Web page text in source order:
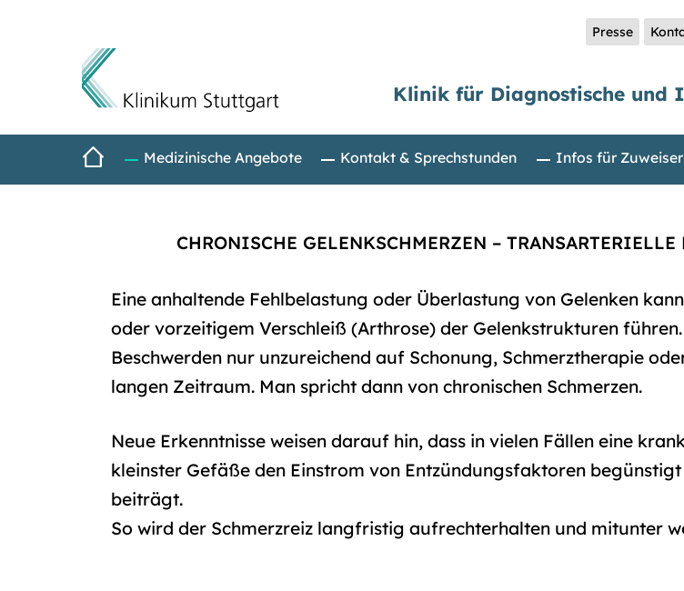
Direkt zum Inhalt
Presse
Klinik für Diagnostische und
StartseiteMedizinische Angebote Kontakt & Sprechstunden Infos für Zuweiser
CHRONISCHE GELENKSCHMERZEN –
Eine anhaltende Fehlbelastung oder Überlastung von Gelenken
oder vorzeitigem Verschleiß (Arthrose) der Gelenkstrukturen
Beschwerden nur unzureichend auf Schonung, Schmerztherapie
langen Zeitraum. Man spricht dann von chronischen Schmerzen.
Neue Erkenntnisse weisen darauf hin, dass in vielen Fällen eine
kleinster Gefäße den Einstrom von Entzündungsfaktoren
beiträgt.
So wird der Schmerzreiz langfristig aufrechterhalten und mitunter